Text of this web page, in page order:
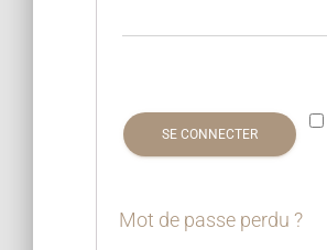
SE CONNECTER
Mot de passe perdu ?